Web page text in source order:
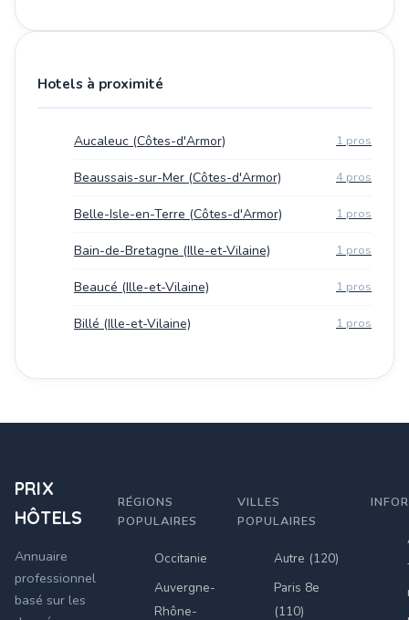
Hotels à proximité
Aucaleuc (Côtes-d'Armor) 1 pros
Beaussais-sur-Mer (Côtes-d'Armor) 4 pros
Belle-Isle-en-Terre (Côtes-d'Armor) 1 pros
Bain-de-Bretagne (Ille-et-Vilaine) 1 pros
Beaucé (Ille-et-Vilaine) 1 pros
Billé (Ille-et-Vilaine) 1 pros
PRIX
HÔTELS
Annuaire
professionnel
basé sur les
RÉGIONS
POPULAIRES
Occitanie
Auvergne-
Rhône-
VILLES
POPULAIRES
Autre (120)
Paris 8e
(110)